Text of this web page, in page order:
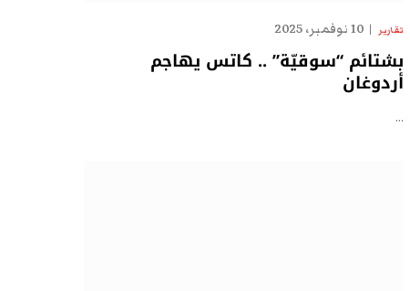
تقارير 10 نوفمبر، 2025
بشتائم “سوقيّة” .. كاتس يهاجم
أردوغان
…